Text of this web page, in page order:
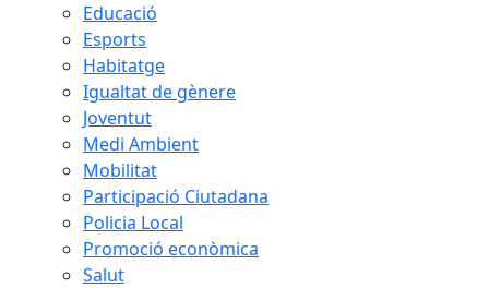
Educació
Esports
Habitatge
Igualtat de gènere
Joventut
Medi Ambient
Mobilitat
Participació Ciutadana
Policia Local
Promoció econòmica
Salut